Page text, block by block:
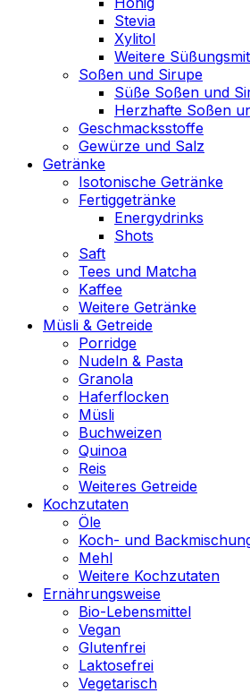
Stevia
Xylitol
Weitere
Soßen und Sirupe
Süße Soßen und
Herzhafte Soßen
Geschmacksstoffe
Gewürze und Salz
Getränke
Isotonische Getränke
Fertiggetränke
Energydrinks
Shots
Saft
Tees und Matcha
Kaffee
Weitere Getränke
Müsli & Getreide
Porridge
Nudeln & Pasta
Granola
Haferflocken
Müsli
Buchweizen
Quinoa
Reis
Weiteres Getreide
Kochzutaten
Öle
Koch- und
Mehl
Weitere Kochzutaten
Ernährungsweise
Bio-Lebensmittel
Vegan
Glutenfrei
Laktosefrei
Vegetarisch